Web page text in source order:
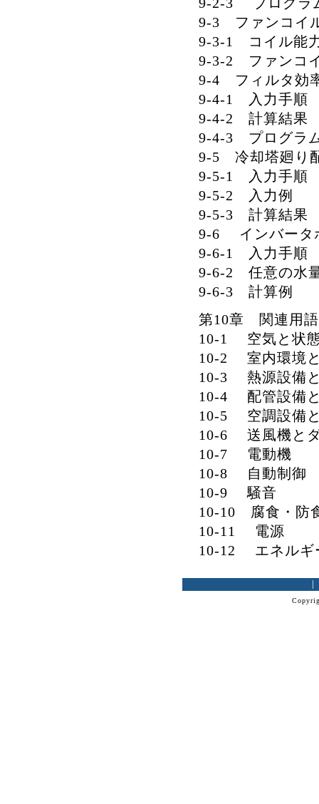
9-3 ファンコイ
9-3-1 コイル能
9-3-2 ファンコ
9-4 フィルタ効
9-4-1 入力手順
9-4-2 計算結果
9-4-3 プログラ
9-5 冷却塔廻り
9-5-1 入力手順
9-5-2 入力例
9-5-3 計算結果
9-6 インバータ
9-6-1 入力手順
9-6-2 任意の水
9-6-3 計算例
第10章 関連用
10-1 空気と状
10-2 室内環境
10-3 熱源設備
10-4 配管設備
10-5 空調設備
10-6 送風機と
10-7 電動機
10-8 自動制御
10-9 騒音
10-10 腐食・防
10-11 電源
10-12 エネルギ